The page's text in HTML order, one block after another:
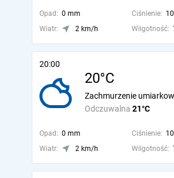
Opad: 0 mm Ciśnienie:
Wiatr:
2 km/h Wilgotność:
20:00
20°C
Odczuwalna 21°C
Zachmurzenie
Opad: 0 mm Ciśnienie:
Wiatr:
2 km/h Wilgotność: